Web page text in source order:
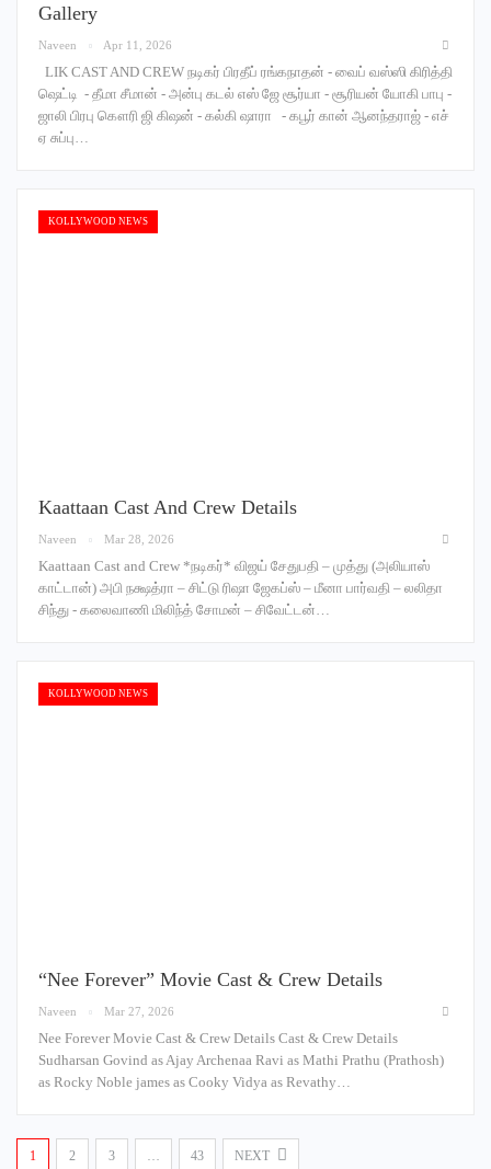
Gallery
Naveen Apr 11, 2026
LIK CAST AND CREW நடிகர் பிரதீப் ரங்கநாதன் - வைப் வஸ்ஸி கிரித்தி
ஷெட்டி - தீமா சீமான் - அன்பு கடல் எஸ் ஜே சூர்யா - சூரியன் யோகி பாபு -
ஜாலி பிரபு கௌரி ஜி கிஷன் - கல்கி ஷாரா - கபூர் கான் ஆனந்தராஜ் - எச்
ஏ சுப்பு…
KOLLYWOOD NEWS
Kaattaan Cast And Crew Details
Naveen Mar 28, 2026
Kaattaan Cast and Crew *நடிகர்* விஜய் சேதுபதி – முத்து (அலியாஸ்
காட்டான்) அபி நக்ஷத்ரா – சிட்டு ரிஷா ஜேகப்ஸ் – மீனா பார்வதி – லலிதா
சிந்து - கலைவாணி மிலிந்த் சோமன் – சிவேட்டன்…
KOLLYWOOD NEWS
“Nee Forever” Movie Cast & Crew Details
Naveen Mar 27, 2026
Nee Forever Movie Cast & Crew Details Cast & Crew Details
Sudharsan Govind as Ajay Archenaa Ravi as Mathi Prathu (Prathosh)
as Rocky Noble james as Cooky Vidya as Revathy…
1 2 3 … 43 NEXT